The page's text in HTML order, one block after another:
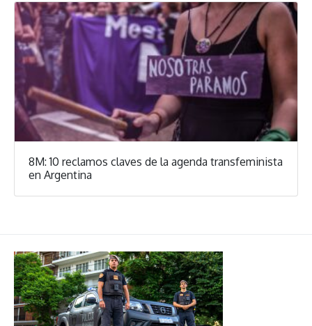
8M: 10 reclamos claves de la agenda transfeminista
en Argentina